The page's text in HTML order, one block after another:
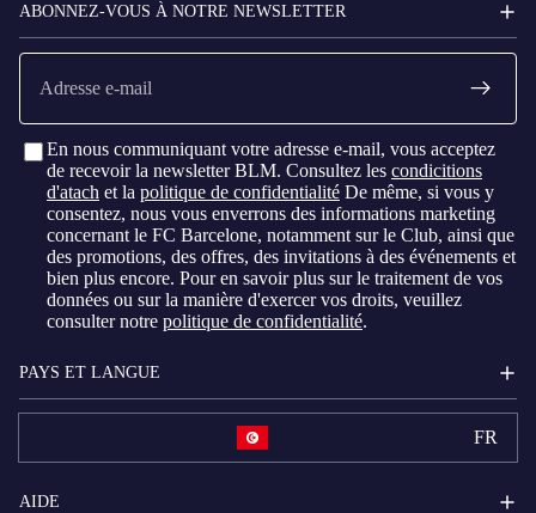
ABONNEZ-VOUS À NOTRE NEWSLETTER
E-
mail
En nous communiquant votre adresse e-mail, vous acceptez
de recevoir la newsletter BLM. Consultez les condicitions
d'atach et la politique de confidentialité De même, si vous y
consentez, nous vous enverrons des informations marketing
concernant le FC Barcelone, notamment sur le Club, ainsi que
des promotions, des offres, des invitations à des événements et
bien plus encore. Pour en savoir plus sur le traitement de vos
données ou sur la manière d'exercer vos droits, veuillez
consulter notre politique de confidentialité.
PAYS ET LANGUE
FR
AIDE